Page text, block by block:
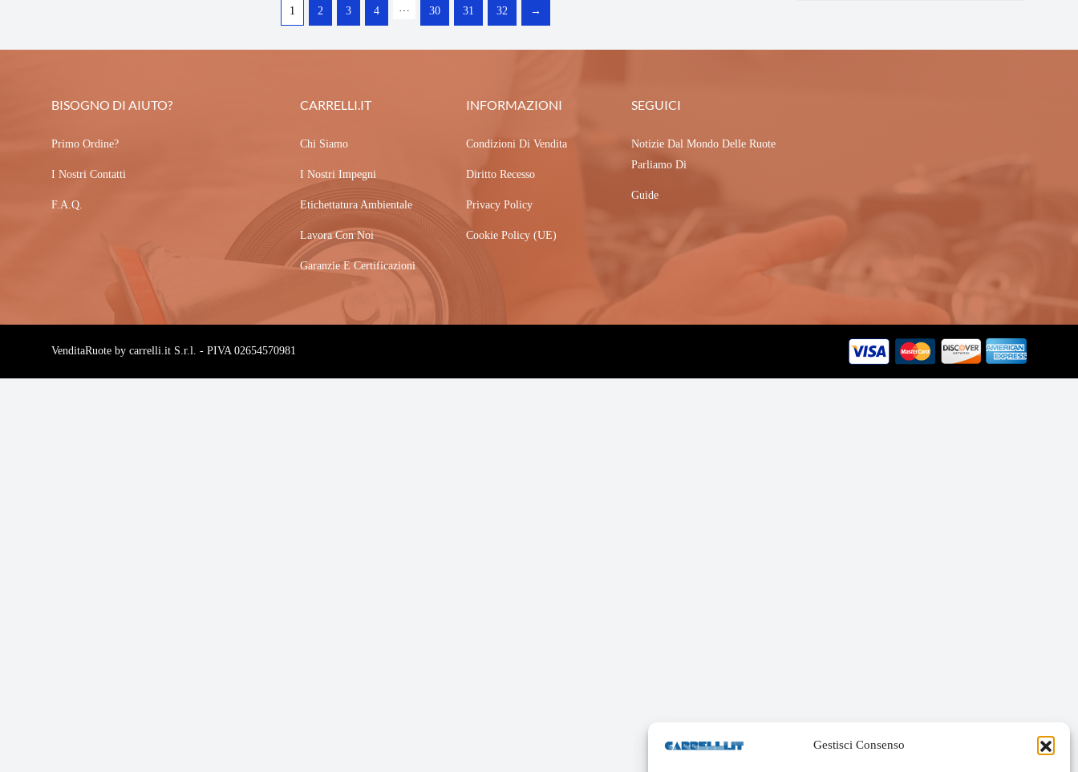
Gestisci Consenso
1 2 3 4 30 31 32 →
BISOGNO DI AIUTO?
Primo Ordine?
I Nostri Contatti
F.A.Q.
CARRELLI.IT
Chi Siamo
I Nostri Impegni
Etichettatura Ambientale
Lavora Con Noi
Garanzie E Certificazioni
INFORMAZIONI
Condizioni Di Vendita
Diritto Recesso
Privacy Policy
Cookie Policy (UE)
SEGUICI
Notizie Dal Mondo Delle Ruote
Parliamo Di
Guide
VenditaRuote by carrelli.it S.r.l. - PIVA 02654570981